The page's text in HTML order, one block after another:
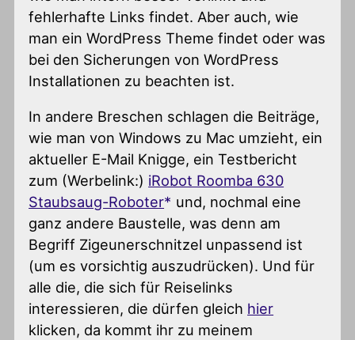
fehlerhafte Links findet. Aber auch, wie
man ein WordPress Theme findet oder was
bei den Sicherungen von WordPress
Installationen zu beachten ist.
In andere Breschen schlagen die Beiträge,
wie man von Windows zu Mac umzieht, ein
aktueller E-Mail Knigge, ein Testbericht
zum (Werbelink:) iRobot Roomba 630
Staubsaug-Roboter
und, nochmal eine
ganz andere Baustelle, was denn am
Begriff Zigeunerschnitzel unpassend ist
(um es vorsichtig auszudrücken). Und für
alle die, die sich für Reiselinks
interessieren, die dürfen gleich hier
klicken, da kommt ihr zu meinem